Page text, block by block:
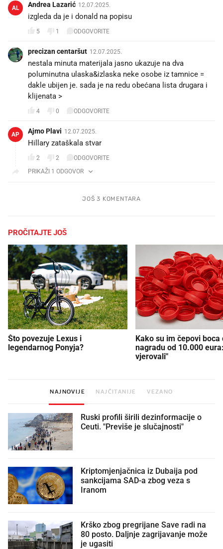
AL Andrea Lazarić 12.07.2025.
izgleda da je i donald na popisu
5 1 ODGOVORITE
precizan centaršut 12.07.2025.
nestala minuta materijala jasno ukazuje na dva
poluminutna ulaska&izlaska neke osobe iz tamnice =
dakle ubijen je. sada je na redu obećana lista drugara i
klijenata >
4 0 ODGOVORITE
AP Ajmo Plavi 12.07.2025.
Hillary zataškala stvar
2 2
ODGOVORITE
PRIKAŽI 1 ODGOVOR
JOŠ 3 KOMENTARA
PROČITAJTE JOŠ
Što povezuje Lexus i
legendarnog Ponyja?
Kako su im čepovi boca
nagradu od 10.000
vjerovali"
NAJNOVIJE NAJČITANIJE VEZANO
Ruski profili širili dezinformacije o
Ceuti. "Previše je slučajnosti"
Kriptomjenjačnica iz Dubaija pod
sankcijama SAD-a zbog veza s
Iranom
Krško zbog pregrijane Save radi na
80 posto. Daljnje zagrijavanje može
je ugasiti